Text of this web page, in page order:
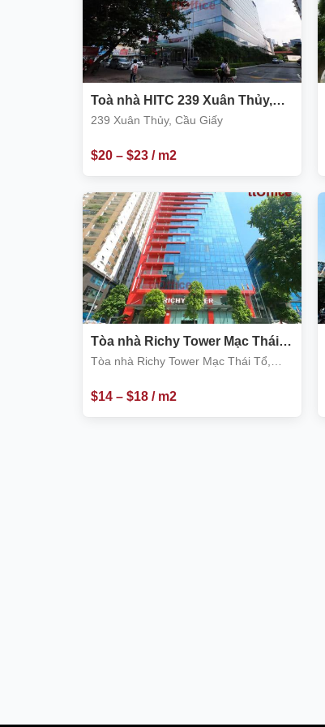
Toà nhà HITC 239 Xuân Thủy,
Cầu Giấy
239 Xuân Thủy, Cầu Giấy
$20– $23/ m2
Tòa nhà Richy Tower Mạc Thái
Tổ, Cầu Giấy
Tòa nhà Richy Tower Mạc Thái Tổ,
$14– $18/ m2